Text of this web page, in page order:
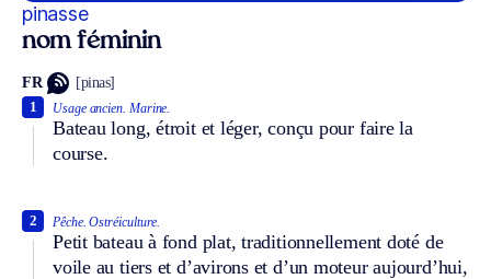
pinasse
nom féminin
FR [pinas]
Usage ancien. Marine.
Bateau long, étroit et léger, conçu pour faire la
course.
1
Pêche. Ostréiculture.
Petit bateau à fond plat, traditionnellement doté de
voile au tiers et d’avirons et d’un moteur aujourd’hui,
2